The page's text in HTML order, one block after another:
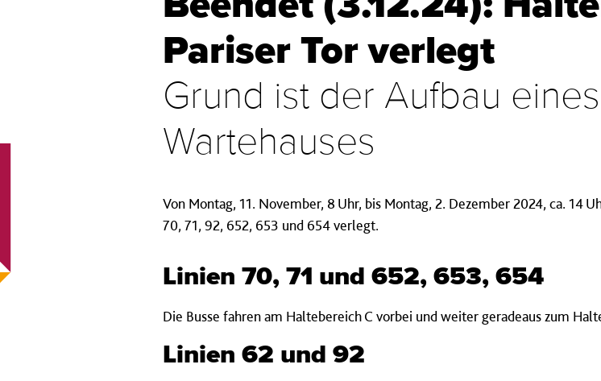
Pariser Tor verlegt
Grund ist der Aufbau
Wartehauses
Von Montag, 11. November, 8 Uhr, bis Montag, 2. Dezember 2024, ca. 14
70, 71, 92, 652, 653 und 654 verlegt.
Linien 70, 71 und 652, 653, 654
Die Busse fahren am Haltebereich C vorbei und weiter geradeaus zum
Linien 62 und 92